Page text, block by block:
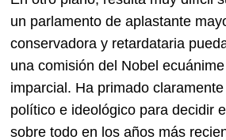
un parlamento de aplastante
conservadora y retardataria
una comisión del Nobel
imparcial. Ha primado
político e ideológico para decidir
sobre todo en los años más